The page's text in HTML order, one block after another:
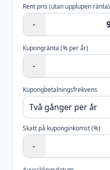
Rent pris (utan upplupen ränta)
-
Kupongränta (% per år)
-
Kupongbetalningsfrekvens
Skatt på kuponginkomst (%)
-